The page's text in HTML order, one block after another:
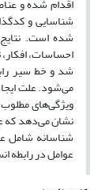
شده است.
احساسات،
شد و خط سیر
می‌شود. علت
ویژگی‌های
نشان می‌دهد که
شناسانه شامل
عوامل در رابطه